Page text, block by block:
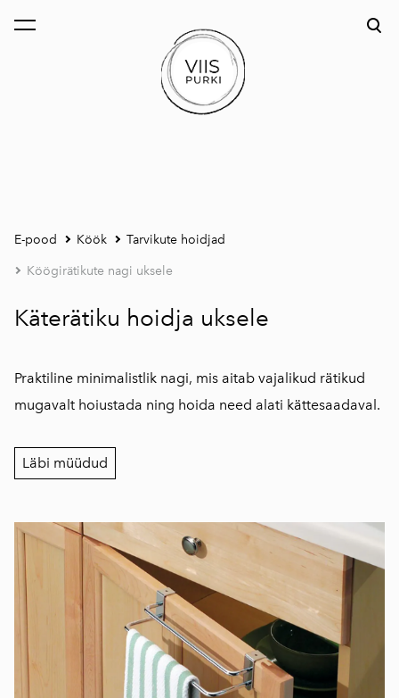
lisati ostukorvi. Vaata ostukorvi
E-pood Köök Tarvikute hoidjad
Köögirätikute nagi uksele
Käterätiku hoidja uksele
Praktiline minimalistlik nagi, mis aitab vajalikud rätikud
mugavalt hoiustada ning hoida need alati kättesaadaval.
Läbi müüdud